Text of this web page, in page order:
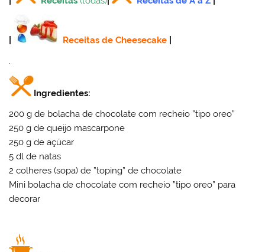
Receitas de Cheesecake
.
Ingredientes:
200 g de bolacha de chocolate com recheio ”tipo oreo”
250 g de queijo mascarpone
250 g de açúcar
5 dl de natas
2 colheres (sopa) de ”toping” de chocolate
Mini bolacha de chocolate com recheio ”tipo oreo” para
decorar